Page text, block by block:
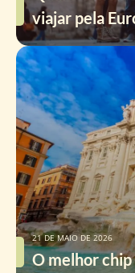
viajar pela
O melhor
21 DE MAIO DE 2026